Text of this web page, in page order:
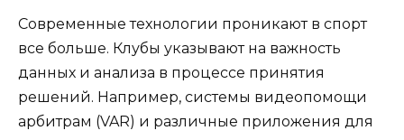
Современные технологии проникают в спорт
все больше. Клубы указывают на важность
данных и анализа в процессе принятия
решений. Например, системы видеопомощи
арбитрам (VAR) и различные приложения для